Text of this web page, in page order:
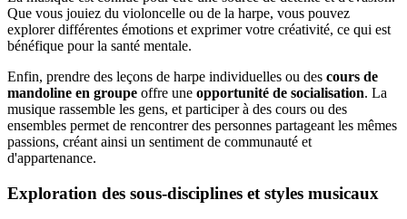
Que vous jouiez du violoncelle ou de la harpe, vous pouvez
explorer différentes émotions et exprimer votre créativité, ce qui est
bénéfique pour la santé mentale.
Enfin, prendre des leçons de harpe individuelles ou des cours de
mandoline en groupe offre une opportunité de socialisation. La
musique rassemble les gens, et participer à des cours ou des
ensembles permet de rencontrer des personnes partageant les mêmes
passions, créant ainsi un sentiment de communauté et
d'appartenance.
Exploration des sous-disciplines et styles musicaux